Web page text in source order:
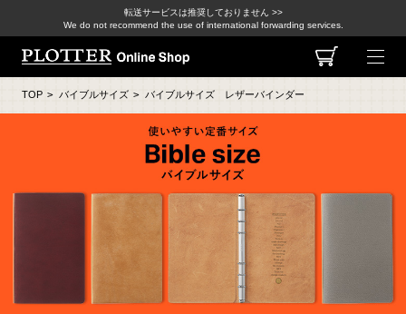
転送サービスは推奨しておりません >>
We do not recommend the use of international forwarding services.
TOP > バイブルサイズ > バイブルサイズ レザーバインダー